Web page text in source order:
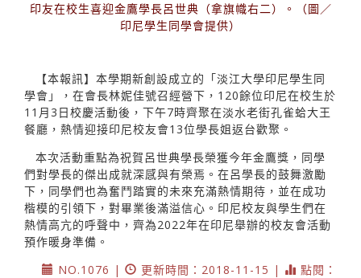
印友在校生喜迎金鷹學長呂世典（拿旗幟右二）。（圖／
印尼學生同學會提供）
【本報訊】本學期新創設成立的「淡江大學印尼學生同
學會」，在會長林妮佳號召經營下，120餘位印尼在校生於
11月3日校慶活動後，下午7時齊聚在淡水老街孔雀蛤大王
餐廳，熱情迎接印尼校友會13位學長姐返台歡聚。
本次活動重點為祝賀呂世典學長榮獲今年金鷹獎，同學
們對學長的傑出成就深感與有榮焉。在呂學長的鼓舞激勵
下，同學們也為奮鬥踏實的未來充滿熱情期待，並在成功
楷模的引領下，對畢業後滿溢信心。印尼校友與學生們在
熱情高亢的呼聲中，齊為2022年在印尼舉辦的校友會活動
預作暖身準備。
NO.1076 |
更新時間：2018-11-15 |
點閱：